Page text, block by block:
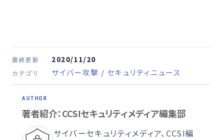
最終更新 2020/11/20
カテゴリ サイバー攻撃 / セキュリティニュース
著者紹介：CCSIセキュリティメディア編集部
サイバーセキュリティメディア、CCSI編